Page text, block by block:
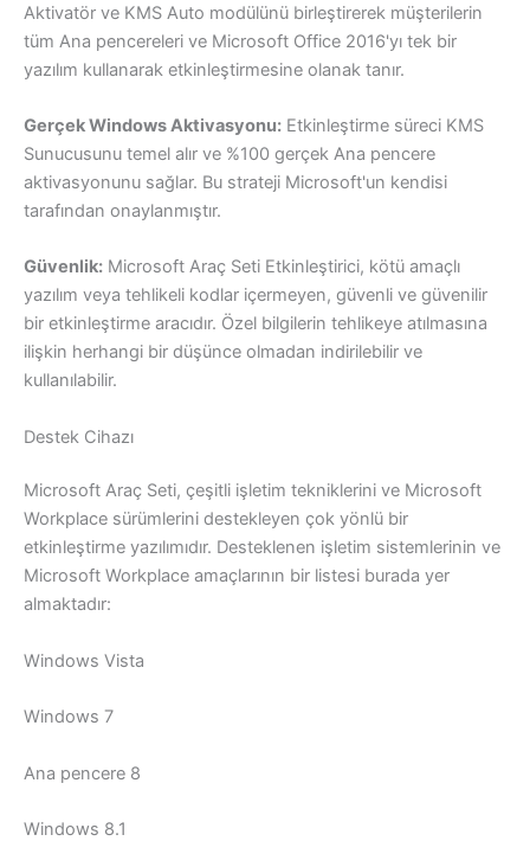
Aktivatör ve KMS Auto modülünü birleştirerek müşterilerin
tüm Ana pencereleri ve Microsoft Office 2016'yı tek bir
yazılım kullanarak etkinleştirmesine olanak tanır.
Gerçek Windows Aktivasyonu: Etkinleştirme süreci KMS
Sunucusunu temel alır ve %100 gerçek Ana pencere
aktivasyonunu sağlar. Bu strateji Microsoft'un kendisi
tarafından onaylanmıştır.
Güvenlik: Microsoft Araç Seti Etkinleştirici, kötü amaçlı
yazılım veya tehlikeli kodlar içermeyen, güvenli ve güvenilir
bir etkinleştirme aracıdır. Özel bilgilerin tehlikeye atılmasına
ilişkin herhangi bir düşünce olmadan indirilebilir ve
kullanılabilir.
Destek Cihazı
Microsoft Araç Seti, çeşitli işletim tekniklerini ve Microsoft
Workplace sürümlerini destekleyen çok yönlü bir
etkinleştirme yazılımıdır. Desteklenen işletim sistemlerinin ve
Microsoft Workplace amaçlarının bir listesi burada yer
almaktadır:
Windows Vista
Windows 7
Ana pencere 8
Windows 8.1